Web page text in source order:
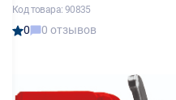
Код товара: 90835
0 0 отзывов